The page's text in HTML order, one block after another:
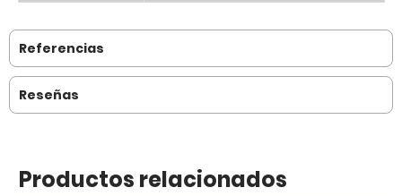
Referencias
Reseñas
Productos relacionados